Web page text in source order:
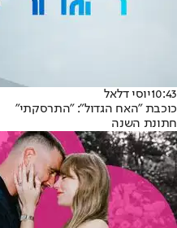
10:43יוסי דלאל
כוכבת "האח הגדול": "התרסקתי"
חתונת השנה